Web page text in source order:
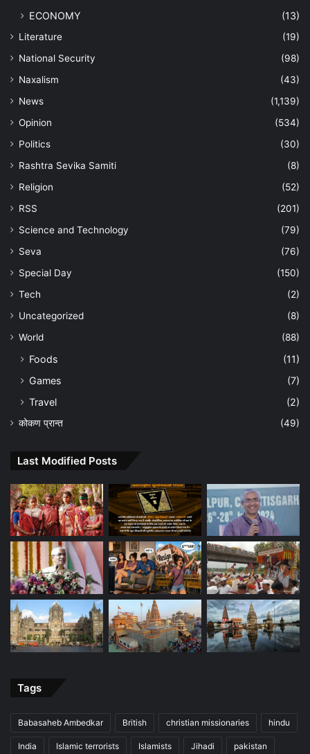
ECONOMY (13)
Literature
(19)
National Security
(98)
Naxalism
(43)
News
(1,139)
Opinion
(534)
Politics
(30)
Rashtra Sevika Samiti
(8)
Religion
(52)
RSS
(201)
Science and Technology
(79)
Seva
(76)
Special Day
(150)
Tech
(2)
Uncategorized
(8)
World
(88)
Foods
(11)
Games
(7)
Travel
(2)
कोकण प्रान्त (49)
Last Modified Posts
Tags
Babasaheb Ambedkar British christian missionaries hindu
India Islamic terrorists Islamists Jihadi pakistan